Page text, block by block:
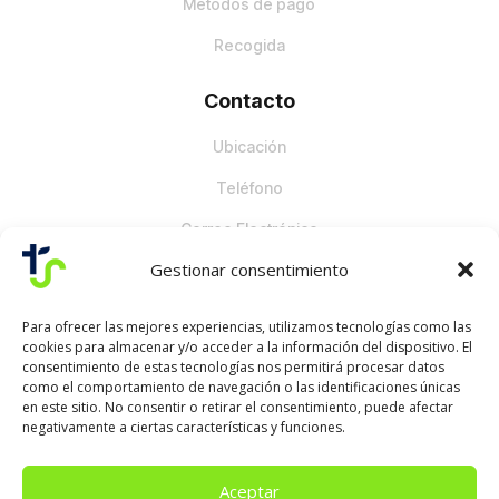
Gestionar consentimiento
Para ofrecer las mejores experiencias, utilizamos tecnologías como las
cookies para almacenar y/o acceder a la información del dispositivo. El
consentimiento de estas tecnologías nos permitirá procesar datos
como el comportamiento de navegación o las identificaciones únicas
en este sitio. No consentir o retirar el consentimiento, puede afectar
negativamente a ciertas características y funciones.
Aceptar
Recogida
Contacto
Ubicación
Teléfono
Correo Electrónico